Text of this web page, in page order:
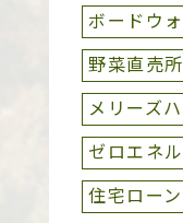
ボードウ
野菜直売所
メリーズ
ゼロエネ
住宅ロー